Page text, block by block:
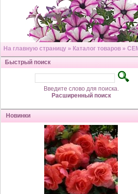
На главную страницу » Каталог товаров »
Быстрый поиск
Введите слово для поиска.
Расширенный поиск
Новинки